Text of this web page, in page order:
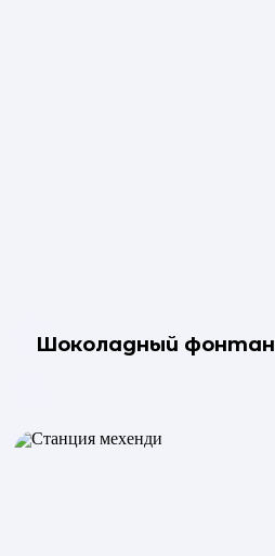
Шоколадный фонтан